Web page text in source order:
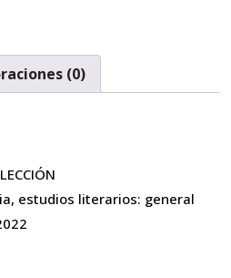
(0)
estudios literarios: general